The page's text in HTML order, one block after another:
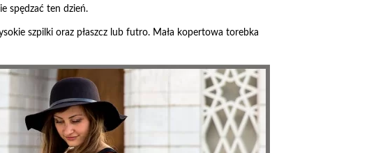
spędzać ten dzień.
szpilki oraz płaszcz lub futro. Mała kopertowa torebka